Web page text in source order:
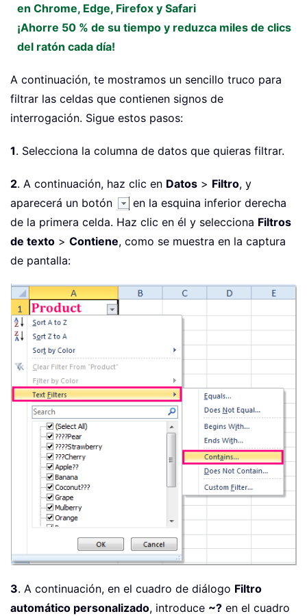
en Chrome, Edge, Firefox y Safari
¡Ahorre 50 % de su tiempo y reduzca miles de clics
del ratón cada día!
A continuación, te mostramos un sencillo truco para
filtrar las celdas que contienen signos de
interrogación. Sigue estos pasos:
1. Selecciona la columna de datos que quieras filtrar.
2. A continuación, haz clic en Datos > Filtro, y
aparecerá un botón
en la esquina inferior derecha
de la primera celda. Haz clic en él y selecciona Filtros
de texto > Contiene, como se muestra en la captura
de pantalla:
3. A continuación, en el cuadro de diálogo Filtro
automático personalizado, introduce ~? en el cuadro